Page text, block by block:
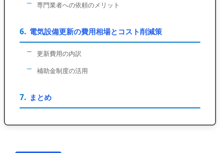
専門業者への依頼のメリット
電気設備更新の費用相場とコスト削減策
更新費用の内訳
補助金制度の活用
まとめ